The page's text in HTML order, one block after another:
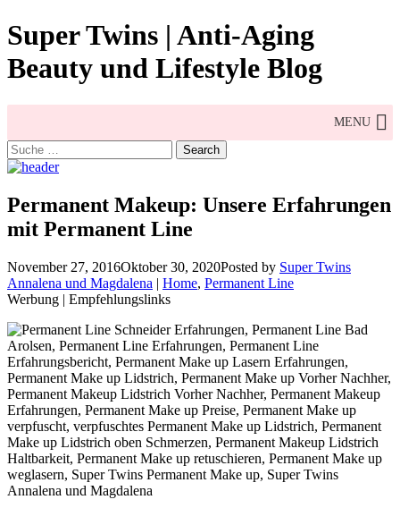
Skip
to
content
Super Twins | Anti-Aging
Beauty und Lifestyle Blog
MENU
Search
for:
Permanent Makeup: Unsere Erfahrungen
mit Permanent Line
November 27, 2016Oktober 30, 2020Posted by Super Twins
Annalena und Magdalena | Home, Permanent Line
Werbung | Empfehlungslinks